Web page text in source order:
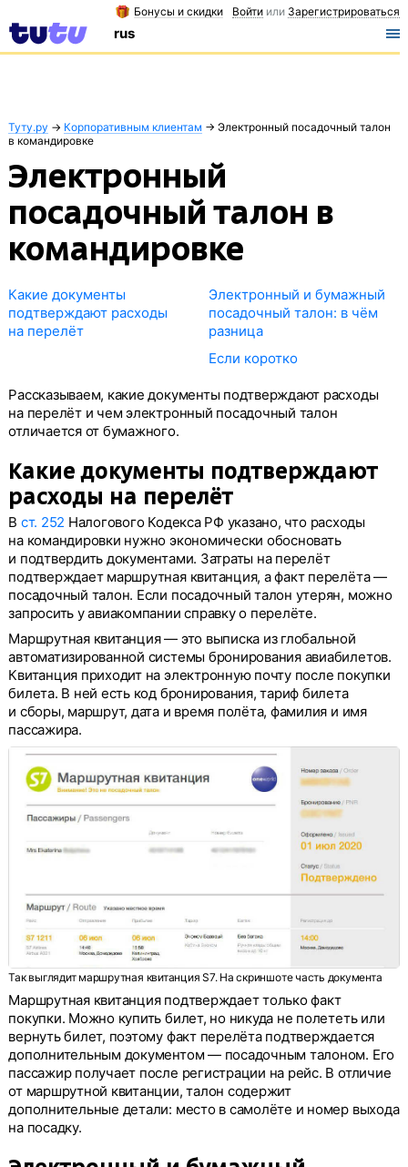
Войтиили Зарегистрироваться
Бонусы и скидки
rus
Туту.ру → Корпоративным клиентам → Электронный посадочный талон
в командировке
Электронный
посадочный талон в
командировке
Какие документы
подтверждают расходы
на перелёт
Электронный и бумажный
посадочный талон: в чём
разница
Если коротко
Рассказываем, какие документы подтверждают расходы
на перелёт и чем электронный посадочный талон
отличается от бумажного.
Какие документы подтверждают
расходы на перелёт
В ст. 252 Налогового Кодекса РФ указано, что расходы
на командировки нужно экономически обосновать
и подтвердить документами. Затраты на перелёт
подтверждает маршрутная квитанция, а факт перелёта —
посадочный талон. Если посадочный талон утерян, можно
запросить у авиакомпании справку о перелёте.
Маршрутная квитанция — это выписка из глобальной
автоматизированной системы бронирования авиабилетов.
Квитанция приходит на электронную почту после покупки
билета. В ней есть код бронирования, тариф билета
и сборы, маршрут, дата и время полёта, фамилия и имя
пассажира.
Так выглядит маршрутная квитанция S7. На скриншоте часть документа
Маршрутная квитанция подтверждает только факт
покупки. Можно купить билет, но никуда не полететь или
вернуть билет, поэтому факт перелёта подтверждается
дополнительным документом — посадочным талоном. Его
пассажир получает после регистрации на рейс. В отличие
от маршрутной квитанции, талон содержит
дополнительные детали: место в самолёте и номер выхода
на посадку.